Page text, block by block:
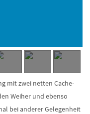
mit zwei netten Cache-
Weiher und ebenso
bei anderer Gelegenheit